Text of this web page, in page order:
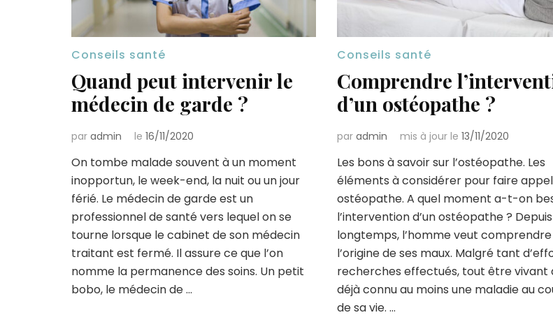
Conseils santé
Quand peut intervenir le
médecin de garde ?
par admin le 16/11/2020
On tombe malade souvent à un moment
inopportun, le week-end, la nuit ou un jour
férié. Le médecin de garde est un
professionnel de santé vers lequel on se
tourne lorsque le cabinet de son médecin
traitant est fermé. Il assure ce que l’on
nomme la permanence des soins. Un petit
bobo, le médecin de …
Conseils santé
Comprendre
d’un ostéopathe ?
par admin mis à jour le 13/11/2020
Les bons à savoir sur l’ostéopathe. Les
éléments à considérer pour faire
ostéopathe. A quel moment a-t-on
l’intervention d’un ostéopathe ? Depuis
longtemps, l’homme veut comprendre
l’origine de ses maux. Malgré tant
recherches effectués, tout être vivant
déjà connu au moins une maladie au
de sa vie. …